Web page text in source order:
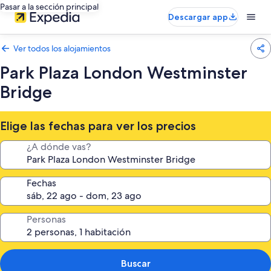
Pasar a la sección principal
Descargar app
Ver todos los alojamientos
Park Plaza London Westminster
Bridge
Elige las fechas para ver los precios
¿A dónde vas?
Fechas
Personas
Buscar